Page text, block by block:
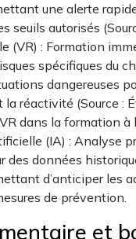
une alerte
seuils autorisés
(VR) : Formation
spécifiques du
dangereuses
réactivité (Source :
dans la formation à
(IA) : Analyse
des données
d’anticiper les
de prévention.
et